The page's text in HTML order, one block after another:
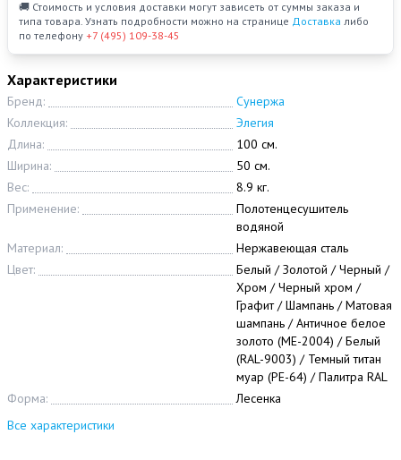
Характеристики
Бренд:
Сунержа
Коллекция:
Элегия
Длина:
100 см.
Ширина:
50 см.
Вес:
8.9 кг.
Применение:
Полотенцесушитель
водяной
Материал:
Нержавеющая сталь
Цвет:
Белый / Золотой / Черный /
Хром / Черный хром /
Графит / Шампань / Матовая
шампань / Античное белое
золото (МЕ-2004) / Белый
(RAL-9003) / Темный титан
муар (РЕ-64) / Палитра RAL
Форма:
Лесенка
Все характеристики
🚚 Стоимость и условия доставки могут зависеть от суммы заказа и
типа товара. Узнать подробности можно на странице Доставка либо
по телефону +7 (495) 109-38-45